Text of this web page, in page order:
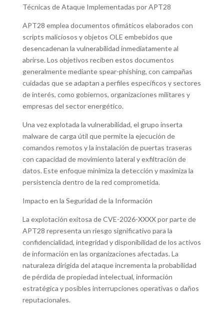
Técnicas de Ataque Implementadas por APT28
APT28 emplea documentos ofimáticos elaborados con
scripts maliciosos y objetos OLE embebidos que
desencadenan la vulnerabilidad inmediatamente al
abrirse. Los objetivos reciben estos documentos
generalmente mediante spear-phishing, con campañas
cuidadas que se adaptan a perfiles específicos y sectores
de interés, como gobiernos, organizaciones militares y
empresas del sector energético.
Una vez explotada la vulnerabilidad, el grupo inserta
malware de carga útil que permite la ejecución de
comandos remotos y la instalación de puertas traseras
con capacidad de movimiento lateral y exfiltración de
datos. Este enfoque minimiza la detección y maximiza la
persistencia dentro de la red comprometida.
Impacto en la Seguridad de la Información
La explotación exitosa de CVE-2026-XXXX por parte de
APT28 representa un riesgo significativo para la
confidencialidad, integridad y disponibilidad de los activos
de información en las organizaciones afectadas. La
naturaleza dirigida del ataque incrementa la probabilidad
de pérdida de propiedad intelectual, información
estratégica y posibles interrupciones operativas o daños
reputacionales.